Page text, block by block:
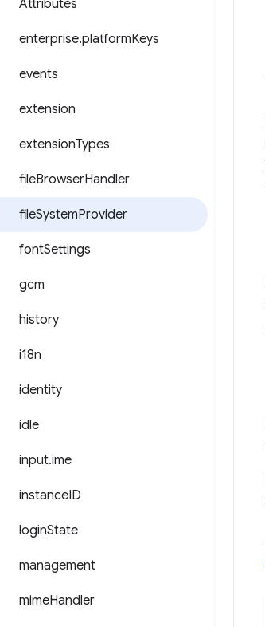
Attributes
enterprise.platformKeys
events
extension
extensionTypes
fileBrowserHandler
fileSystemProvider
fontSettings
gcm
history
i18n
identity
idle
input.ime
instanceID
loginState
management
mimeHandler